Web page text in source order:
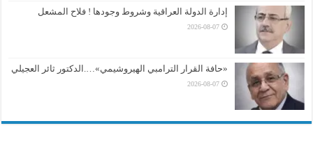
إدارة الدولة العراقية وشروط وجودها ! فلاح المشعل
2026-08-07
«حافة القرار الترامبي الهيروشيمي»….الدكتور ثائر العجيلي
2026-08-07